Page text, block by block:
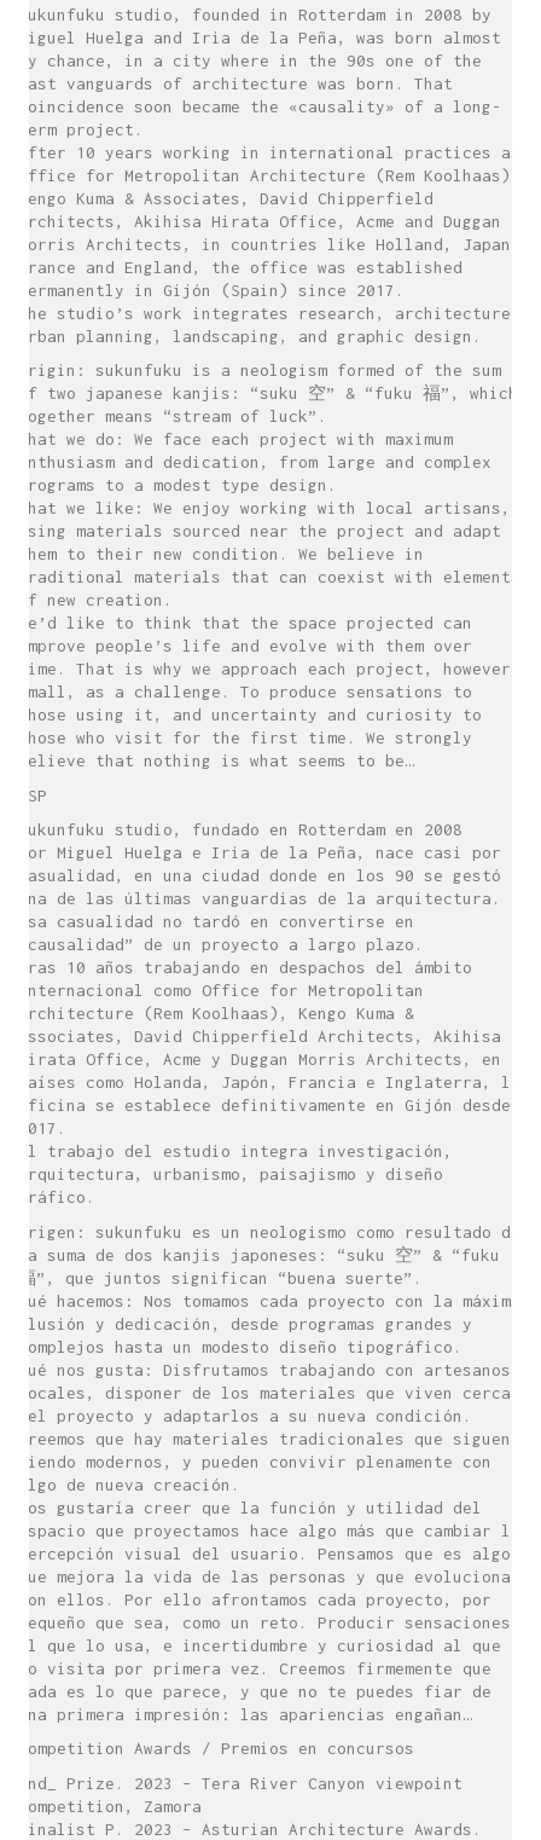
sukunfuku studio, founded in Rotterdam in 2008 by
Miguel Huelga and Iria de la Peña, was born almost
by chance, in a city where in the 90s one of the
last vanguards of architecture was born. That
coincidence soon became the «causality» of a long-
term project.
After 10 years working in international practices as
Office for Metropolitan Architecture (Rem Koolhaas),
Kengo Kuma & Associates, David Chipperfield
Architects, Akihisa Hirata Office, Acme and Duggan
Morris Architects, in countries like Holland, Japan,
France and England, the office was established
permanently in Gijón (Spain) since 2017.
The studio’s work integrates research, architecture,
urban planning, landscaping, and graphic design.
Origin: sukunfuku is a neologism formed of the sum
of two japanese kanjis: “suku 空” & “fuku 福”, which
together means “stream of luck”.
What we do: We face each project with maximum
enthusiasm and dedication, from large and complex
programs to a modest type design.
What we like: We enjoy working with local artisans,
using materials sourced near the project and adapt
them to their new condition. We believe in
traditional materials that can coexist with elements
of new creation.
We’d like to think that the space projected can
improve people’s life and evolve with them over
time. That is why we approach each project, however
small, as a challenge. To produce sensations to
those using it, and uncertainty and curiosity to
those who visit for the first time. We strongly
believe that nothing is what seems to be…
ESP
sukunfuku studio, fundado en Rotterdam en 2008
por Miguel Huelga e Iria de la Peña, nace casi por
casualidad, en una ciudad donde en los 90 se gestó
una de las últimas vanguardias de la arquitectura.
Esa casualidad no tardó en convertirse en
“causalidad” de un proyecto a largo plazo.
Tras 10 años trabajando en despachos del ámbito
internacional como Office for Metropolitan
Architecture (Rem Koolhaas), Kengo Kuma &
Associates, David Chipperfield Architects, Akihisa
Hirata Office, Acme y Duggan Morris Architects, en
países como Holanda, Japón, Francia e Inglaterra, la
oficina se establece definitivamente en Gijón desde
2017.
El trabajo del estudio integra investigación,
arquitectura, urbanismo, paisajismo y diseño
gráfico.
Origen: sukunfuku es un neologismo como resultado de
la suma de dos kanjis japoneses: “suku 空” & “fuku
福”, que juntos significan “buena suerte”.
Qué hacemos: Nos tomamos cada proyecto con la máxima
ilusión y dedicación, desde programas grandes y
complejos hasta un modesto diseño tipográfico.
Qué nos gusta: Disfrutamos trabajando con artesanos
locales, disponer de los materiales que viven cerca
del proyecto y adaptarlos a su nueva condición.
Creemos que hay materiales tradicionales que siguen
siendo modernos, y pueden convivir plenamente con
algo de nueva creación.
Nos gustaría creer que la función y utilidad del
espacio que proyectamos hace algo más que cambiar la
percepción visual del usuario. Pensamos que es algo
que mejora la vida de las personas y que evoluciona
con ellos. Por ello afrontamos cada proyecto, por
pequeño que sea, como un reto. Producir sensaciones
al que lo usa, e incertidumbre y curiosidad al que
lo visita por primera vez. Creemos firmemente que
nada es lo que parece, y que no te puedes fiar de
una primera impresión: las apariencias engañan…
Competition Awards / Premios en concursos
2nd_ Prize. 2023 – Tera River Canyon viewpoint
Competition, Zamora
Finalist P. 2023 – Asturian Architecture Awards.